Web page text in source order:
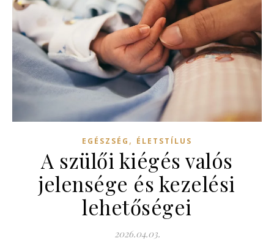
EGÉSZSÉG , ÉLETSTÍLUS
A szülői kiégés valós
jelensége és kezelési
lehetőségei
2026.04.03.